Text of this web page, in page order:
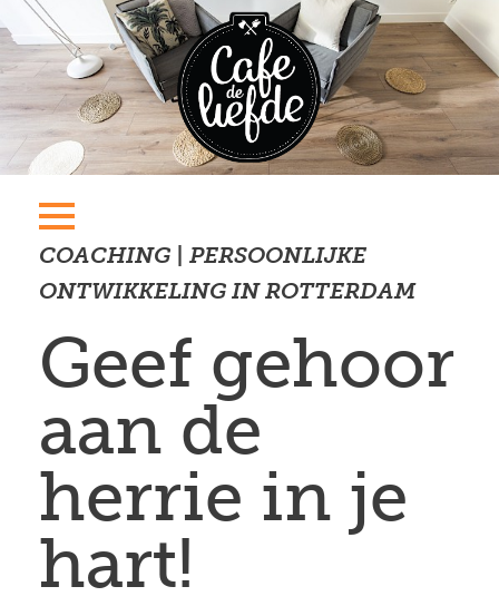
COACHING | PERSOONLIJKE
ONTWIKKELING IN ROTTERDAM
Geef gehoor
aan de
herrie in je
hart!